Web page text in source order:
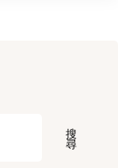
搜
尋